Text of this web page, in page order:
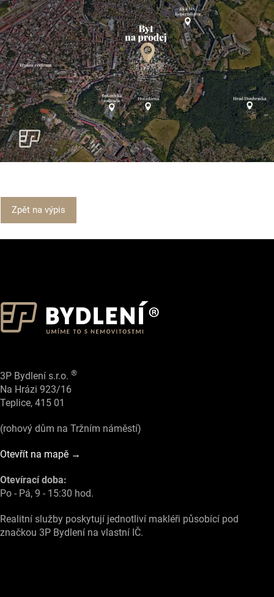
Zpět na výpis
3P Bydlení s.r.o. ®
Na Hrázi 923/16
Teplice, 415 01
(rohový dům na Tržním náměstí)
Otevřít na mapě →
Otevírací doba:
Po - Pá, 9 - 15:30 hod.
Realitní služby poskytují jednotliví makléři působící pod
značkou 3P Bydlení na vlastní IČ.